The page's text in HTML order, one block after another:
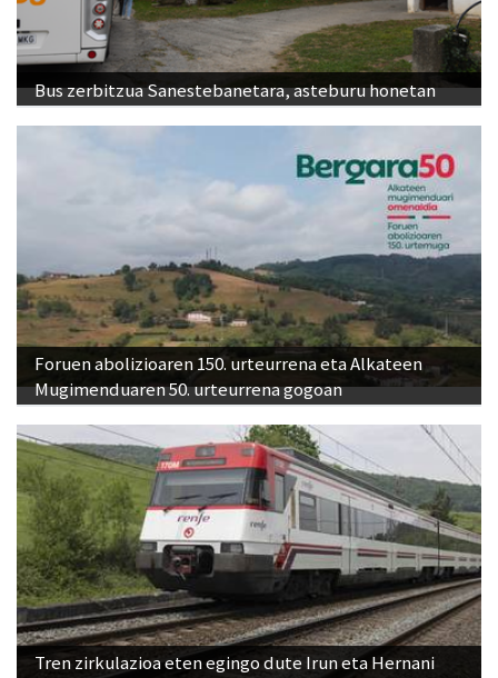
Bus zerbitzua Sanestebanetara, asteburu honetan
Foruen abolizioaren 150. urteurrena eta Alkateen
Mugimenduaren 50. urteurrena gogoan
Tren zirkulazioa eten egingo dute Irun eta Hernani